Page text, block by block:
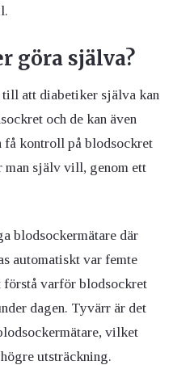
göra själva?
att diabetiker själva kan
och de kan även
få kontroll på blodsockret
man själv vill, genom ett
blodsockermätare där
automatiskt var femte
förstå varför blodsockret
dagen. Tyvärr är det
vilket
utsträckning.